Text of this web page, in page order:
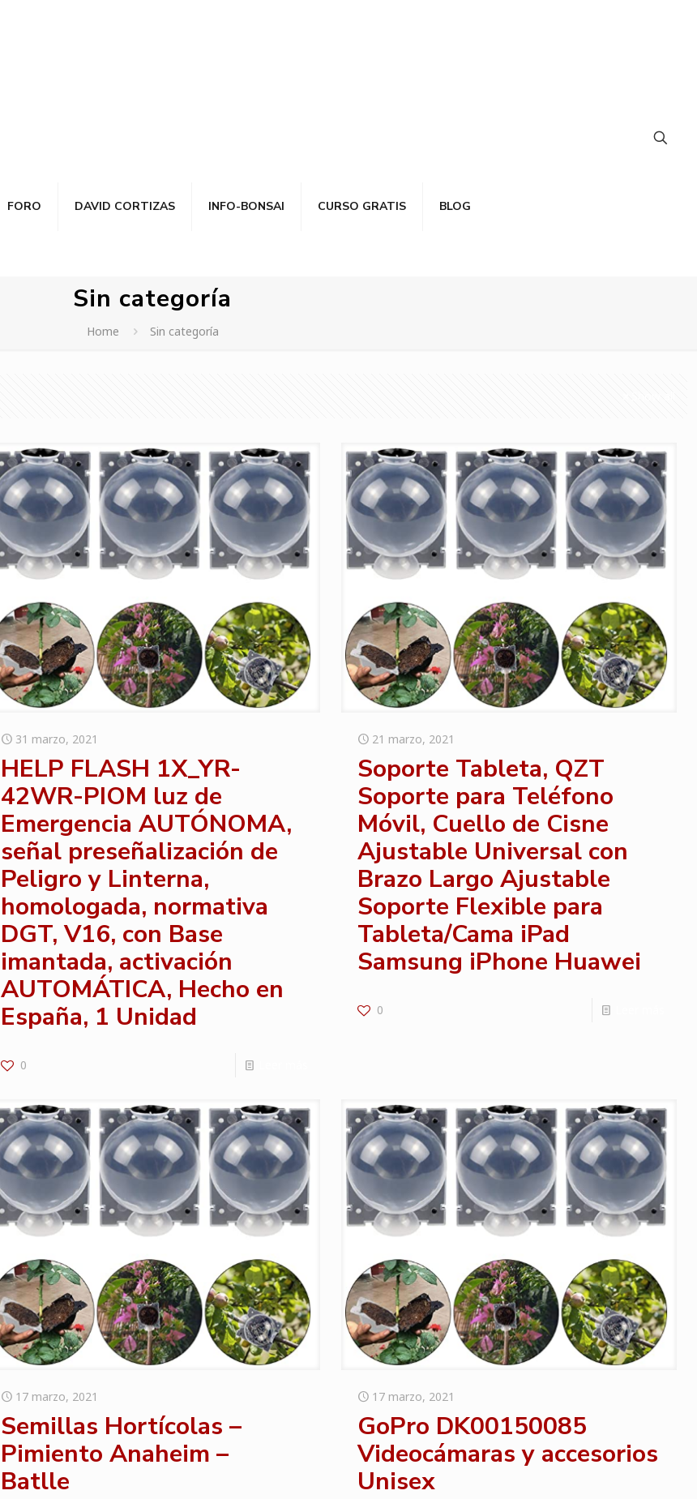
FORO DAVID CORTIZAS INFO-BONSAI CURSO GRATIS BLOG
Sin categoría
Home Sin categoría
31 marzo, 2021
HELP FLASH 1X_YR-
42WR-PIOM luz de
Emergencia AUTÓNOMA,
señal preseñalización de
Peligro y Linterna,
homologada, normativa
DGT, V16, con Base
imantada, activación
AUTOMÁTICA, Hecho en
España, 1 Unidad
0
21 marzo, 2021
Soporte Tableta, QZT
Soporte para Teléfono
Móvil, Cuello de Cisne
Ajustable Universal con
Brazo Largo Ajustable
Soporte Flexible para
Tableta/Cama iPad
Samsung iPhone Huawei
0
17 marzo, 2021
Semillas Hortícolas –
Pimiento Anaheim –
Batlle
17 marzo, 2021
GoPro DK00150085
Videocámaras y accesorios
Unisex